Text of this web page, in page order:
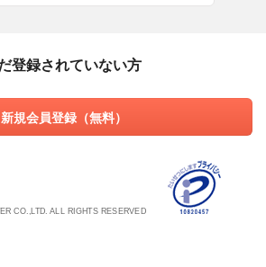
登録されていない方
新規会員登録（無料）
CO.,LTD. ALL RIGHTS RESERVED